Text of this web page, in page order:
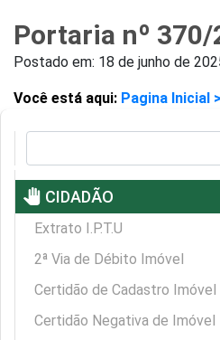
Portaria nº 370/
Postado em: 18 de junho de
Você está aqui: Pagina Inicial >
pan_tool CIDADÃO
Extrato I.P.T.U
2ª Via de Débito Imóvel
Certidão de Cadastro Imóvel
Certidão Negativa de Imóvel